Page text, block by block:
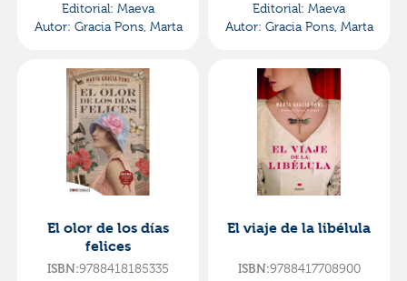
Editorial: Maeva
Autor: Gracia Pons, Marta
Editorial: Maeva
Autor: Gracia Pons, Marta
El olor de los días
felices
ISBN:9788418185335
El viaje de la libélula
ISBN:9788417708900